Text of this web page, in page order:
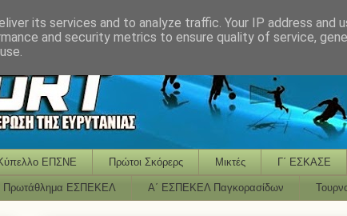
ΕΠΣΝΕ Πρώτοι Σκόρερς Μικτές Γ΄ ΕΣΚΑΣΕ
Πρωτάθλημα ΕΣΠΕΚΕΛ Α΄ ΕΣΠΕΚΕΛ Παγκορασίδων
its services and to analyze traffic. Your IP address and
and security metrics to ensure quality of service,